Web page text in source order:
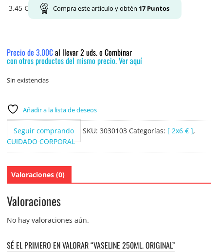
3.45 € Compra este artículo y obtén 17Puntos
Precio de 3.00€al llevar 2 uds. o Combinar
con otros productos del mismo precio. Ver aquí
Sin existencias
Añadir a la lista de deseos
Seguir comprando SKU: 3030103 Categorías: [ 2x6 € ],
CUIDADO CORPORAL
Valoraciones (0)
Valoraciones
No hay valoraciones aún.
SÉ EL PRIMERO EN VALORAR “VASELINE 250ML. ORIGINAL”